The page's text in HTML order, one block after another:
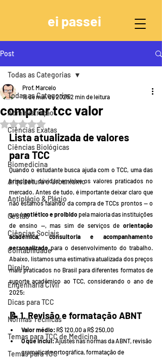
ei passei
Post
Todas as Categorias
Administração
Ciências Exatas
Ciências Biológicas
Biomedicina
Arquitetura e Urbanismo
Antiplágio & Plágio
Gestão
Ciências Sociais
Contabilidade
Direito
Engenharia Civil
Dicas para TCC
Normas Técnicas
Temas para TCC de Medicina
Temas para TCC
Todas as Categorias
comprar tcc valor
Prof. Marcelo
16 de mai. de 20252 min de leitura
Avaliado com NaN de 5 estrelas.
Lista atualizada de valores
para TCC
Quando o estudante busca ajuda com o TCC, uma das
principais dúvidas envolve os valores praticados no
mercado. Antes de tudo, é importante deixar claro que
não estamos falando da compra de TCCs prontos — o
que é antiético e proibido pela maioria das instituições
de ensino —, mas sim de serviços de orientação
acadêmica, consultoria e acompanhamento
personalizado para o desenvolvimento do trabalho.
Abaixo, listamos uma estimativa atualizada dos preços
mais praticados no Brasil para diferentes formatos de
suporte acadêmico ao TCC, considerando o ano de
2025:
📝 1. Revisão e formatação ABNT
Valor médio: R$ 120,00 a R$ 250,00
O que inclui: Ajustes nas normas da ABNT, revisão
gramatical e ortográfica, formatação de